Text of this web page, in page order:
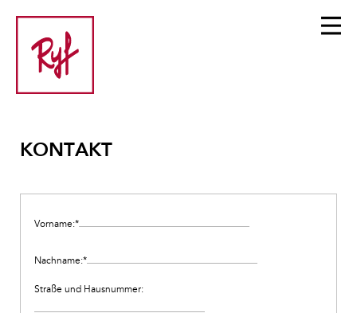
KONTAKT
Vorname:*
Nachname:*
Straße und Hausnummer: